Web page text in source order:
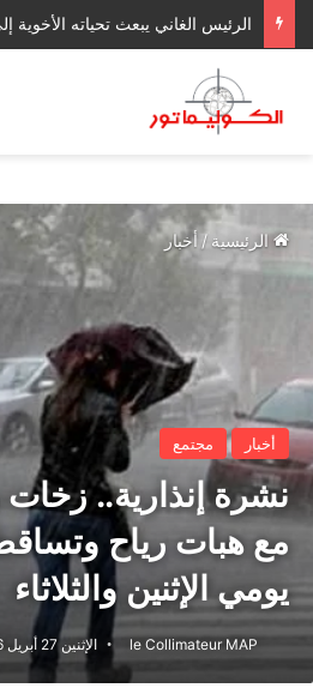
الرئيسية / أخبار
أخبار مجتمع
نشرة إنذارية.. زخات
مع هبات رياح
يومي الإثنين والثلاثاء
le Collimateur MAP الإثنين 27 أبريل 2026